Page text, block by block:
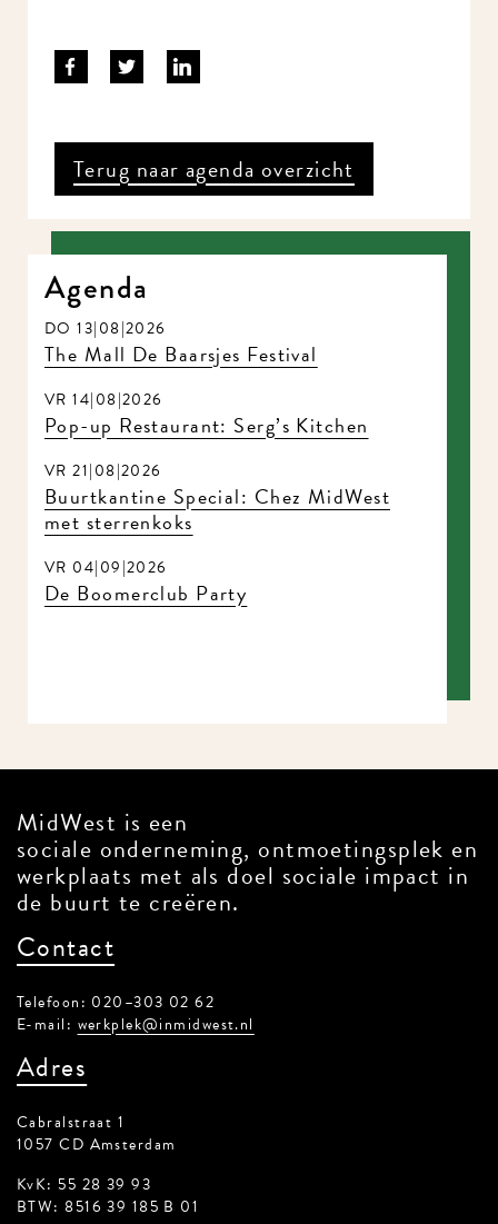
Terug naar agenda overzicht
Agenda
DO 13|08|2026
The Mall De Baarsjes Festival
VR 14|08|2026
Pop-up Restaurant: Serg’s Kitchen
VR 21|08|2026
Buurtkantine Special: Chez MidWest
met sterrenkoks
VR 04|09|2026
De Boomerclub Party
MidWest is een
sociale onderneming, ontmoetingsplek en
werkplaats met als doel sociale impact in
de buurt te creëren.
Contact
Telefoon: 020–303 02 62
E-mail: werkplek@inmidwest.nl
Adres
Cabralstraat 1
1057 CD Amsterdam
KvK: 55 28 39 93
BTW: 8516 39 185 B 01